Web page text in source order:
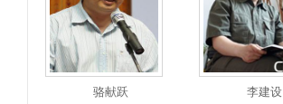
骆献跃 李建设